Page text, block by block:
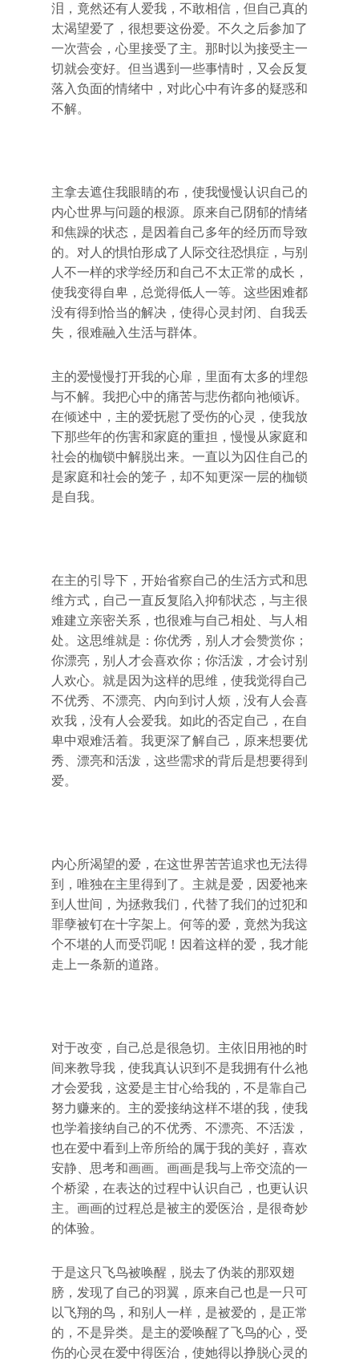
泪，竟然还有人爱我，不敢相信，但自己真的
太渴望爱了，很想要这份爱。不久之后参加了
一次营会，心里接受了主。那时以为接受主一
切就会变好。但当遇到一些事情时，又会反复
落入负面的情绪中，对此心中有许多的疑惑和
不解。
主拿去遮住我眼睛的布，使我慢慢认识自己的
内心世界与问题的根源。原来自己阴郁的情绪
和焦躁的状态，是因着自己多年的经历而导致
的。对人的惧怕形成了人际交往恐惧症，与别
人不一样的求学经历和自己不太正常的成长，
使我变得自卑，总觉得低人一等。这些困难都
没有得到恰当的解决，使得心灵封闭、自我丢
失，很难融入生活与群体。
主的爱慢慢打开我的心扉，里面有太多的埋怨
与不解。我把心中的痛苦与悲伤都向祂倾诉。
在倾述中，主的爱抚慰了受伤的心灵，使我放
下那些年的伤害和家庭的重担，慢慢从家庭和
社会的枷锁中解脱出来。一直以为囚住自己的
是家庭和社会的笼子，却不知更深一层的枷锁
是自我。
在主的引导下，开始省察自己的生活方式和思
维方式，自己一直反复陷入抑郁状态，与主很
难建立亲密关系，也很难与自己相处、与人相
处。这思维就是：你优秀，别人才会赞赏你；
你漂亮，别人才会喜欢你；你活泼，才会讨别
人欢心。就是因为这样的思维，使我觉得自己
不优秀、不漂亮、内向到讨人烦，没有人会喜
欢我，没有人会爱我。如此的否定自己，在自
卑中艰难活着。我更深了解自己，原来想要优
秀、漂亮和活泼，这些需求的背后是想要得到
爱。
内心所渴望的爱，在这世界苦苦追求也无法得
到，唯独在主里得到了。主就是爱，因爱祂来
到人世间，为拯救我们，代替了我们的过犯和
罪孽被钉在十字架上。何等的爱，竟然为我这
个不堪的人而受罚呢！因着这样的爱，我才能
走上一条新的道路。
对于改变，自己总是很急切。主依旧用祂的时
间来教导我，使我真认识到不是我拥有什么祂
才会爱我，这爱是主甘心给我的，不是靠自己
努力赚来的。主的爱接纳这样不堪的我，使我
也学着接纳自己的不优秀、不漂亮、不活泼，
也在爱中看到上帝所给的属于我的美好，喜欢
安静、思考和画画。画画是我与上帝交流的一
个桥梁，在表达的过程中认识自己，也更认识
主。画画的过程总是被主的爱医治，是很奇妙
的体验。
于是这只飞鸟被唤醒，脱去了伪装的那双翅
膀，发现了自己的羽翼，原来自己也是一只可
以飞翔的鸟，和别人一样，是被爱的，是正常
的，不是异类。是主的爱唤醒了飞鸟的心，受
伤的心灵在爱中得医治，使她得以挣脱心灵的